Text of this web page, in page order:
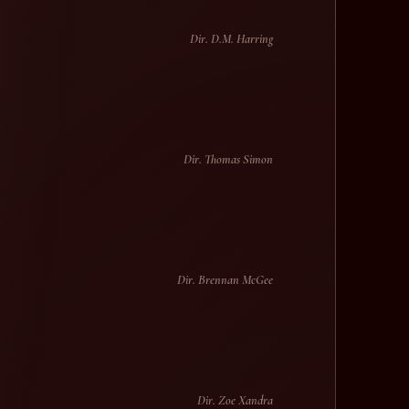
Dir. D.M. Harring
Dir. Thomas Simon
Dir. Brennan McGee
Dir. Zoe Xandra